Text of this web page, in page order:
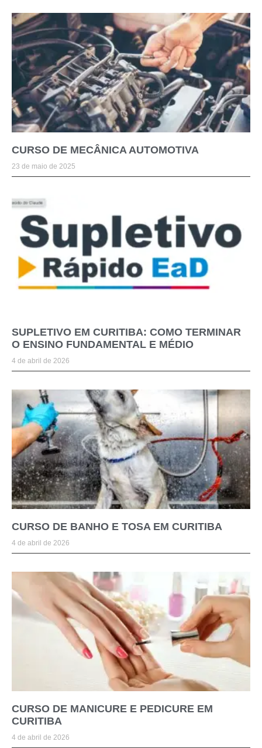
CURSO DE MECÂNICA AUTOMOTIVA
23 de maio de 2025
SUPLETIVO EM CURITIBA: COMO TERMINAR
O ENSINO FUNDAMENTAL E MÉDIO
4 de abril de 2026
CURSO DE BANHO E TOSA EM CURITIBA
4 de abril de 2026
CURSO DE MANICURE E PEDICURE EM
CURITIBA
4 de abril de 2026